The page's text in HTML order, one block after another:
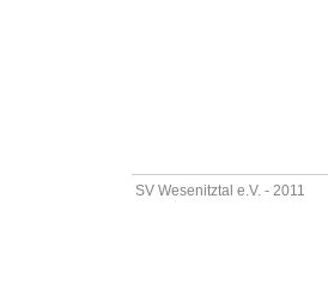
SV Wesenitztal e.V. - 2011